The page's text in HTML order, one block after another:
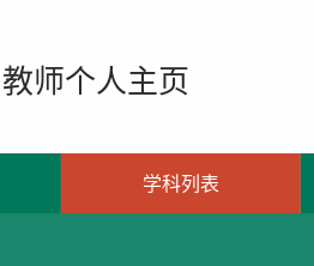
教师个人主页
学科列表